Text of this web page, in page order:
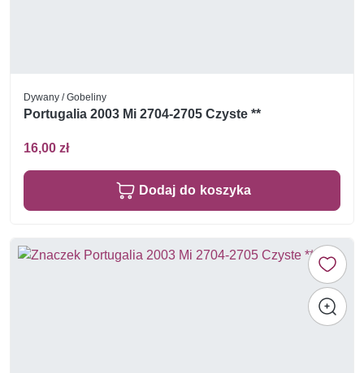
Dywany / Gobeliny
Portugalia 2003 Mi 2704-2705 Czyste **
16,00 zł
Dodaj do koszyka